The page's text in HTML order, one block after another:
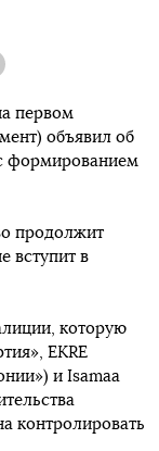
первом
объявил об
с формированием
продолжит
вступит в
которую
EKRE
и Isamaa
контролировать